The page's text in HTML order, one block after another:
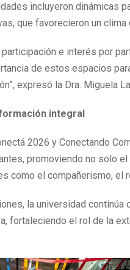
incluyeron dinámicas
que favorecieron un
participación e interés por
de estos espacios
expresó la Dra. Miguela
integral
2026 y Conectando
promoviendo no solo
como el compañerismo, el
la universidad continúa
fortaleciendo el rol de la